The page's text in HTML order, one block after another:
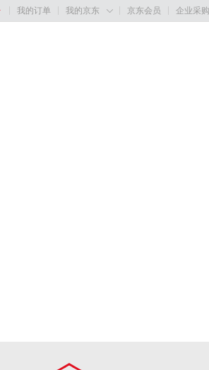
我的订单 我的京东  京东会员 企业采购